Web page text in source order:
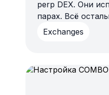
perp DEX. Они
парах. Всё
площадках
Exchanges